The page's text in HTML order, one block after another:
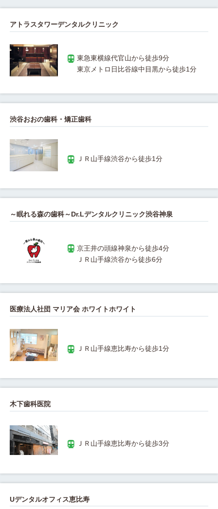
アトラスタワーデンタルクリニック
渋谷おおの歯科・矯正歯科
～眠れる森の歯科～Dr.Lデンタルクリニック渋谷神泉
医療法人社団 マリア会 ホワイトホワイト
木下歯科医院
Uデンタルオフィス恵比寿